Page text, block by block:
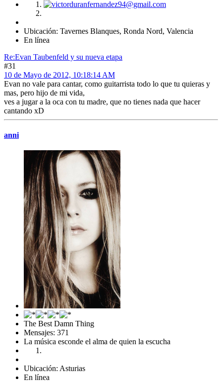
Ubicación: Tavernes Blanques, Ronda Nord, Valencia
En línea
Re:Evan Taubenfeld y su nueva etapa
#31
10 de Mayo de 2012, 10:18:14 AM
Evan no vale para cantar, como guitarrista todo lo que tu quieras y
mas, pero hijo de mi vida,
ves a jugar a la oca con tu madre, que no tienes nada que hacer
cantando xD
anni
The Best Damn Thing
Mensajes: 371
La música esconde el alma de quien la escucha
Ubicación: Asturias
En línea